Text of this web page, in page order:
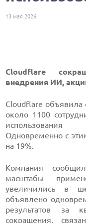
13 мая 2026
Cloudflare
внедрения ИИ,
Cloudflare объявила
около 1100
использования
Одновременно с
на 19%.
Компания
масштабы
увеличились в
объявлено
результатов за
сокращения,